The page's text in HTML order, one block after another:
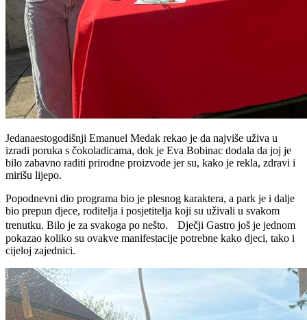
Jedanaestogodišnji Emanuel Medak rekao je da najviše uživa u
izradi poruka s čokoladicama, dok je Eva Bobinac dodala da joj je
bilo zabavno raditi prirodne proizvode jer su, kako je rekla, zdravi i
mirišu lijepo.
Popodnevni dio programa bio je plesnog karaktera, a park je i dalje
bio prepun djece, roditelja i posjetitelja koji su uživali u svakom
trenutku. Bilo je za svakoga po nešto. Dječji Gastro još je jednom
pokazao koliko su ovakve manifestacije potrebne kako djeci, tako i
cijeloj zajednici.